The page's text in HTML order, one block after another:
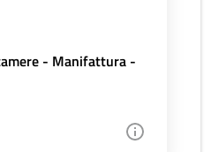
- Manifattura -